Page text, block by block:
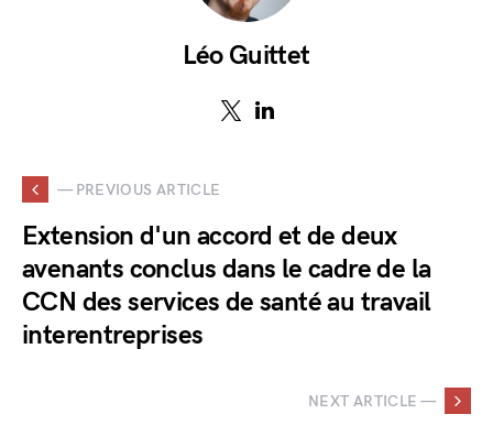
Léo Guittet
— PREVIOUS ARTICLE
Extension d'un accord et de deux
avenants conclus dans le cadre de la
CCN des services de santé au travail
interentreprises
NEXT ARTICLE —